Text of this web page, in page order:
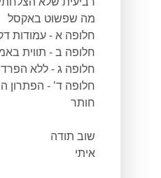
מה שפשוט באקסל
חלופה א - עמודות
חלופה ב - תווית
חלופה ג - ללא
חלופה ד' - הפתרון
חותר
שוב תודה
איתי